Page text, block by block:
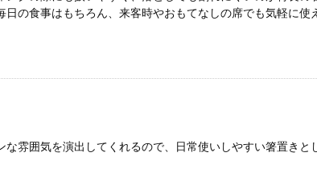
の食事はもちろん、来客時やおもてなしの席でも気軽に使
雰囲気を演出してくれるので、日常使いしやすい箸置きと